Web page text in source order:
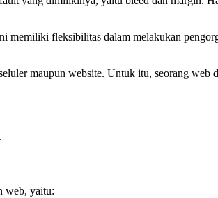
fleksibilitas dalam melakukan
maupun website. Untuk itu, seorang web
web, yaitu: